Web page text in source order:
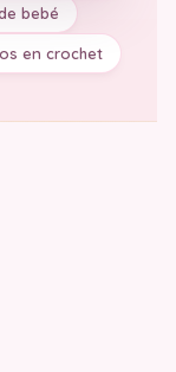
bebé
en crochet